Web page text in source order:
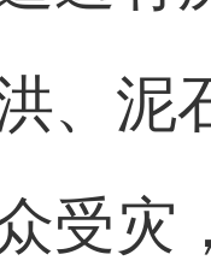
、泥
受灾